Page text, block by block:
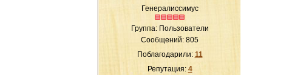
Генералиссимус
Группа: Пользователи
Сообщений: 805
Поблагодарили: 11
Репутация: 4